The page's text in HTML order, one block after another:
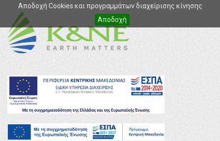
Αποδοχή Cookies και προγραμμάτων διαχείρισης κίνησης
Αποδοχή